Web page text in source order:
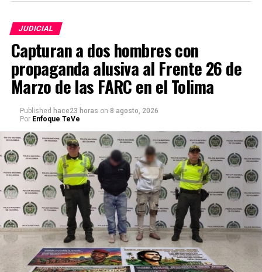
JUDICIAL
Capturan a dos hombres con
propaganda alusiva al Frente 26 de
Marzo de las FARC en el Tolima
Published hace23 horas on 8 agosto, 2026
Por Enfoque TeVe